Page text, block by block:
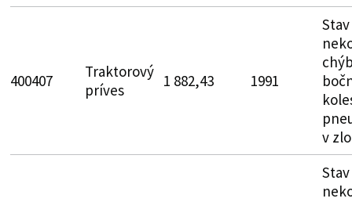
400407
Traktorový
príves
1 882,43 1991
Stav
v
Stav